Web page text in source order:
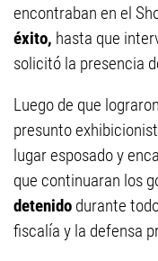
encontraban en el
éxito, hasta que
solicitó la presencia
Luego de que
presunto
lugar esposado y
que continuaran los
detenido durante
fiscalía y la defensa